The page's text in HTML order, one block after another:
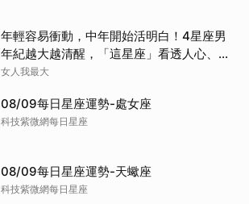
年輕容易衝動，中年開始活明白！4星座男
年紀越大越清醒，「這星座」看透人心、不
再討好任何人
女人我最大
08/09每日星座運勢-處女座
科技紫微網每日星座
08/09每日星座運勢-天蠍座
科技紫微網每日星座